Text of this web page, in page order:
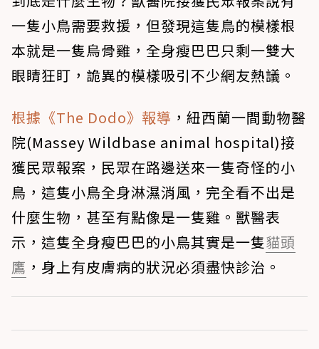
一隻小鳥需要救援，但發現這隻鳥的模樣根
本就是一隻烏骨雞，全身瘦巴巴只剩一雙大
眼睛狂盯，詭異的模樣吸引不少網友熱議。
根據《The Dodo》報導 ，紐西蘭一間動物醫
院(Massey Wildbase animal hospital)接
獲民眾報案，民眾在路邊送來一隻奇怪的小
鳥，這隻小鳥全身淋濕消風，完全看不出是
什麼生物，甚至有點像是一隻雞。獸醫表
示，這隻全身瘦巴巴的小鳥其實是一隻貓頭
鷹 ，身上有皮膚病的狀況必須盡快診治。